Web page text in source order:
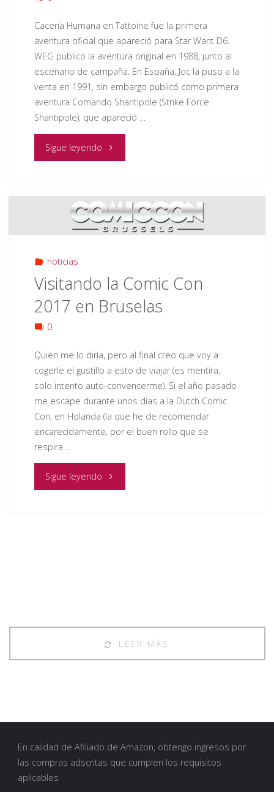
Cacería Humana en Tattoine fue la primera
aventura oficial que apareció para Star Wars D6.
WEG publico la aventura original en 1988, junto al
escenario de campaña. En España, Joc la puso a la
venta en 1991, sin embargo publicó como primera
aventura Comando Shantipole (Strike Force
Shantipole), que apareció …
Sigue leyendo"RESEÑA
Humana
Tatooine"
noticias
Visitando la Comic Con
2017 en Bruselas
0
Quien me lo diría, pero al final creo que voy a
cogerle el gustillo a esto de viajar (es mentira,
solo intento auto-convencerme). Si el año pasado
me escape durante unos días a la Dutch Comic
Con, en Holanda (la que he de recomendar
encarecidamente, por el buen rollo que se
respira …
Sigue leyendo"Visitando
LEER MÁS
En calidad de Afiliado de Amazon, obtengo ingresos por
las compras adscritas que cumplen los requisitos
aplicables